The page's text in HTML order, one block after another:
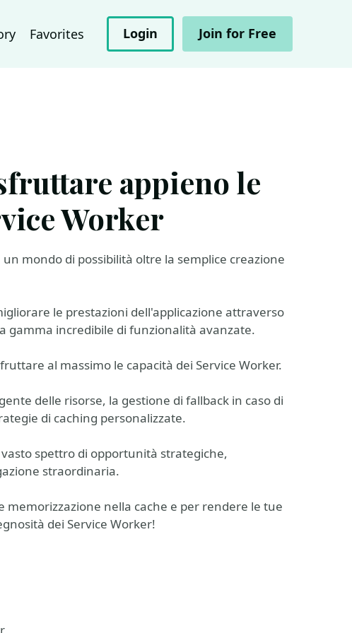
Favorites Login Join for Free
appieno le
Worker
mondo di possibilità oltre la semplice creazione
le prestazioni dell'applicazione attraverso
gamma incredibile di funzionalità avanzate.
al massimo le capacità dei Service Worker.
delle risorse, la gestione di fallback in caso di
di caching personalizzate.
spettro di opportunità strategiche,
straordinaria.
nella cache e per rendere le tue
dei Service Worker!